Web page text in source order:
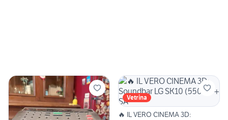
Vetrina
🔥 IL VERO CINEMA 3D: